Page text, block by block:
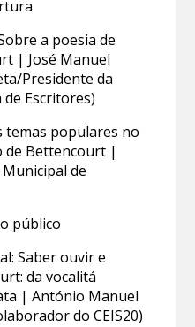
a poesia de
| José Manuel
Presidente da
Escritores)
temas populares no
de Bettencourt |
de
público
Saber ouvir e
da vocalitá
| António Manuel
do CEIS20)